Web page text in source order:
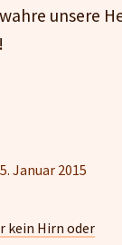
unsere
Januar 2015
kein Hirn oder